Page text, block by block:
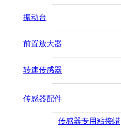
振动台
前置放大器
转速传感器
传感器配件
传感器专用粘接蜡